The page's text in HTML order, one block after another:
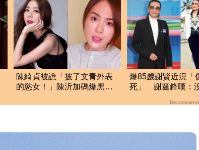
陳綺貞被譙「披了文青外表
的慾女！」陳沂加碼爆黑歷
爆85歲謝賢近況「
死」 謝霆鋒嘆：